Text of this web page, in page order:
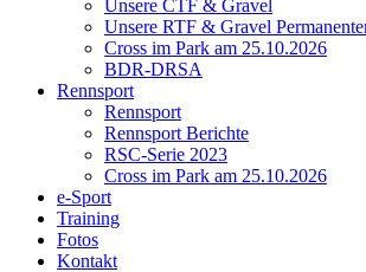
Unsere CTF & Gravel
Unsere RTF & Gravel
Cross im Park am 25.10.2026
BDR-DRSA
Rennsport
Rennsport
Rennsport Berichte
RSC-Serie 2023
Cross im Park am 25.10.2026
e-Sport
Training
Fotos
Kontakt